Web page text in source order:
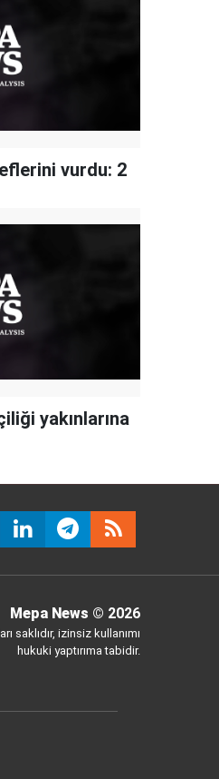
vurdu: 2
yakınlarına
Mepa News © 2026
saklıdır, izinsiz kullanımı
hukuki yaptırıma tabidir.